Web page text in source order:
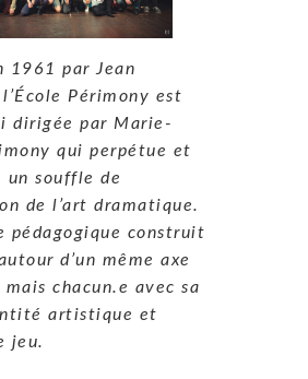
1961 par Jean
Périmony est
dirigée par Marie-
qui perpétue et
un souffle de
de l’art dramatique.
pédagogique construit
d’un même axe
chacun.e avec sa
artistique et
jeu.